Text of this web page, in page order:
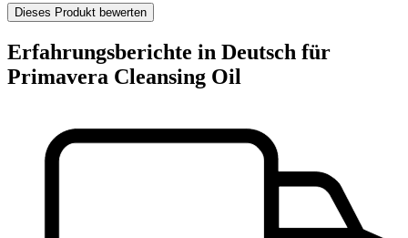
Dieses Produkt bewerten
Erfahrungsberichte in Deutsch für
Primavera Cleansing Oil